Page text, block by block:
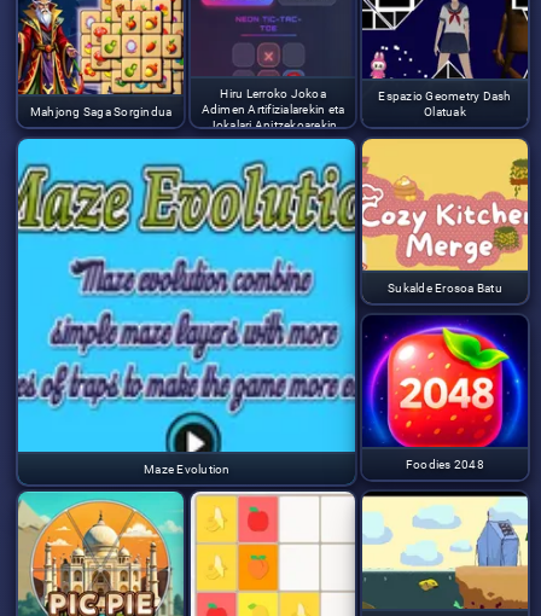
Mahjong Saga Sorgindua
Hiru Lerroko Jokoa
Adimen Artifizialarekin eta
Jokalari Anitzekoarekin
Espazio Geometry Dash
Olatuak
Maze Evolution
Sukalde Erosoa Batu
Foodies 2048